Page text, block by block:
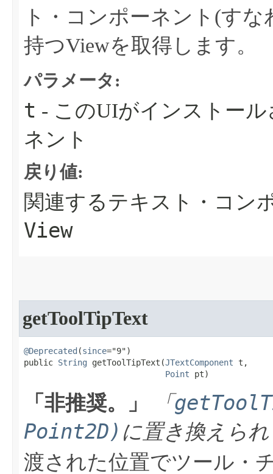
ト・コンポーネント(す
持つViewを取得します。
パラメータ:
t - このUIがインストー
ネント
戻り値:
関連するテキスト・コン
View
getToolTipText
@Deprecated (since="9")
public String getToolTipText​(JTextComponent t,
Point pt)
「非推奨。」 「
Point2D) に置き換えら
渡された位置でツール・